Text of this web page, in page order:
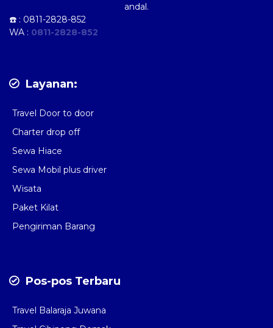
andal.
☎️ : 0811-2828-852
WA : 0811-2828-852
Layanan:
Travel Door to door
Charter drop off
Sewa Hiace
Sewa Mobil plus driver
Wisata
Paket Kilat
Pengiriman Barang
Pos-pos Terbaru
Travel Balaraja Juwana